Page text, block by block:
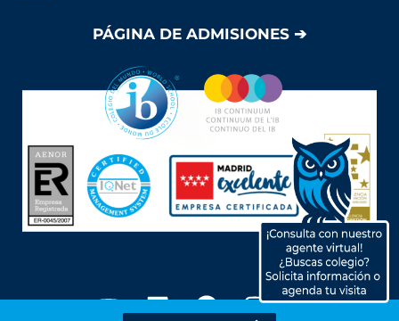
PÁGINA DE ADMISIONES ➔
Y
L
F
I